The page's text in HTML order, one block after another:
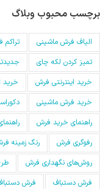
برچسب محبوب وبلاگ
الیاف فرش ماشینی تراکم فرش
تمیز کردن لکه چای
خرید اینترنتی فرش
خرید
خرید فرش ماشینی
راهنمای خرید فرش
رفوگری فرش
رنگ زمینه
روش‌های نگهداری فرش
فرش دستباف
فرش